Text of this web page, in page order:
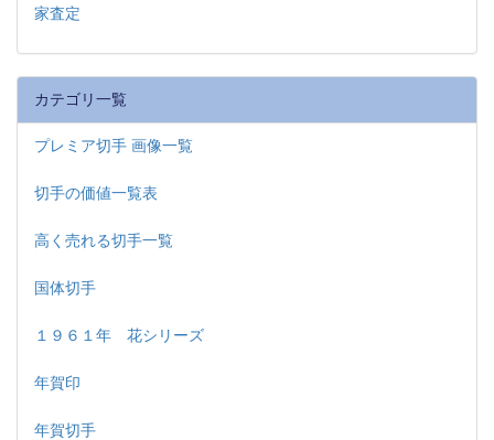
家査定
カテゴリ一覧
プレミア切手 画像一覧
切手の価値一覧表
高く売れる切手一覧
国体切手
１９６１年 花シリーズ
年賀印
年賀切手